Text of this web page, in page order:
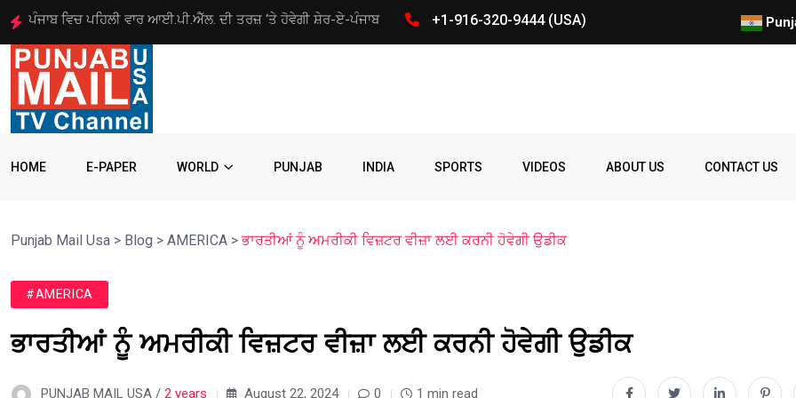
ਅਮਰੀਕੀ ਸੈਨੇਟ ਵੱਲੋਂ ਰੂਸ ‘ਤੇ ਪਾਬੰਦੀਆਂ ਦਾ ਬਿੱਲ ਪਾਸ ਕੈਨੇਡਾ ਤੋਂ 2026 ਦੀ ਪਹਿਲੀ
+1-916-320-9444 (USA)
HOME E-PAPER WORLD PUNJAB INDIA SPORTS VIDEOS ABOUT US CONTACT US
Ohio Parade Party Police prize Student
Punjab Mail Usa > Blog > AMERICA >ਭਾਰਤੀਆਂ ਨੂੰ ਅਮਰੀਕੀ ਵਿਜ਼ਟਰ ਵੀਜ਼ਾ ਲਈ ਕਰਨੀ ਹੋਵੇਗੀ ਉਡੀਕ
#AMERICA
ਭਾਰਤੀਆਂ ਨੂੰ ਅਮਰੀਕੀ ਵਿਜ਼ਟਰ ਵੀਜ਼ਾ ਲਈ ਕਰਨੀ ਹੋਵੇਗੀ ਉਡੀਕ
PUNJAB MAIL USA / 2 years August 22, 2024 0 1 min read